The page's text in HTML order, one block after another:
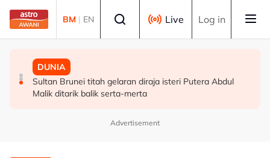
Skip to main content
BM | EN Live Log in
MALAYSIA
GALERI PETRONAS berpindah ke Ombak KLCC, dibuka
sepenuhnya menjelang penghujung 2027
HIBURAN
M. Nasir pilih Aliff Aziz, Melinda Dadew hidupkan kisah
Mansur & Liu
DUNIA
Sultan Brunei titah gelaran diraja isteri Putera Abdul
Malik ditarik balik serta-merta
Advertisement